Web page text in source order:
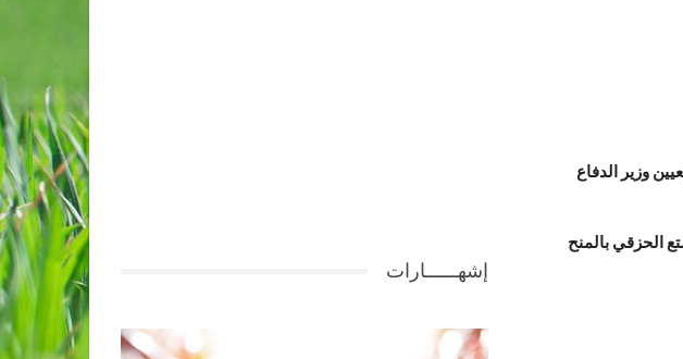
وزير الدفاع
بالرائد الرسمي للجمهورية التونسية اليوم الجمعة 18 ديسمبر 2020 سيتمتع الحزقي بالمنح
إشهــــــارات